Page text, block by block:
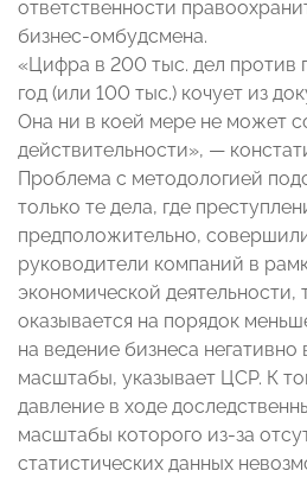
ответственности
бизнес-омбудсмена.
«Цифра в 200 тыс. дел против
год (или 100 тыс.) кочует из
Она ни в коей мере не может
действительности», —
Проблема с методологией
только те дела, где
предположительно,
руководители компаний в
экономической деятельности,
оказывается на порядок
на ведение бизнеса негативно
масштабы, указывает ЦСР. К
давление в ходе
масштабы которого из-за
статистических данных